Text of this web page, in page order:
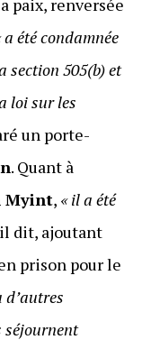
a été condamnée
section 505(b) et
loi sur les
un porte-
. Quant à
Myint, « il a été
dit, ajoutant
prison pour le
séjournent